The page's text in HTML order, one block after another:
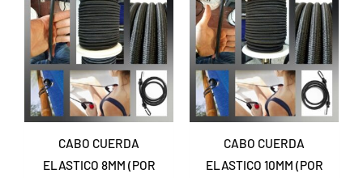
CABO CUERDA
ELASTICO 8MM (POR
precios:
desde
1,35 €
hasta
1,45 €
CABO CUERDA
ELASTICO 10MM (POR
precios:
desde
1,95 €
hasta
2,15 €